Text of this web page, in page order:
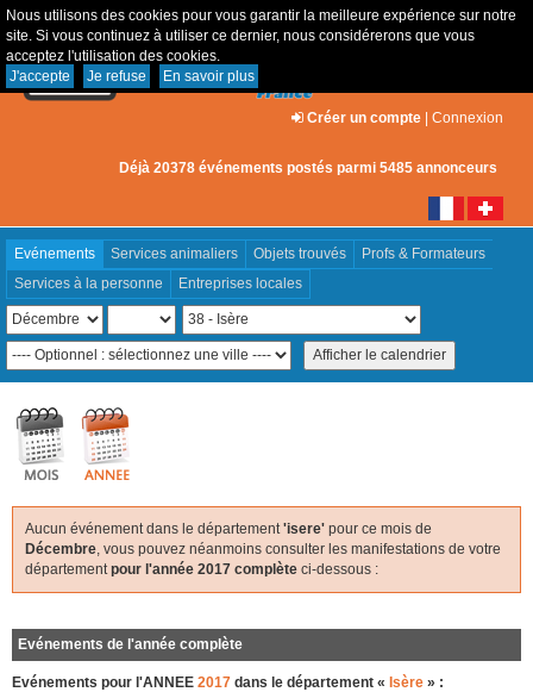
Nous utilisons des cookies pour vous garantir la meilleure expérience sur notre
site. Si vous continuez à utiliser ce dernier, nous considérerons que vous
acceptez l'utilisation des cookies.
J'accepte
Je refuse En savoir plus
Créer un compte | Connexion
Déjà 20378 événements postés parmi 5485 annonceurs
Evénements Services animaliers Objets trouvés
Profs & Formateurs
Services à la personne
Entreprises locales
Aucun événement dans le département 'isere' pour ce mois de
Décembre , vous pouvez néanmoins consulter les manifestations de votre
département pour l'année 2017 complète ci-dessous :
Evénements de l'année complète
Evénements pour l'ANNEE 2017 dans le département « Isère » :